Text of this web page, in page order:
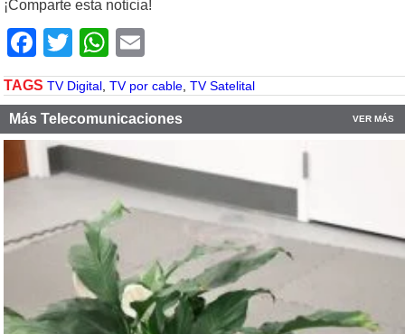
¡Comparte esta noticia!
Facebook
TwitterWhatsApp
TAGS TV Digital TV por cable TV Satelital
Más Telecomunicaciones VER MÁS